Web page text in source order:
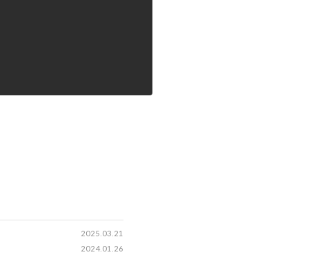
2025.03.21
2024.01.26